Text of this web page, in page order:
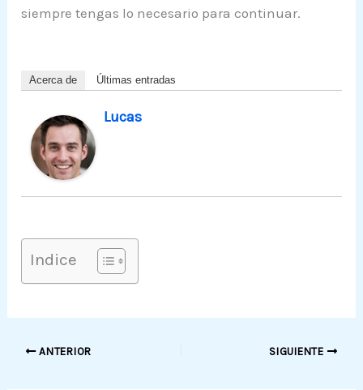
siempre tengas lo necesario para continuar.
Acerca de Últimas entradas
Lucas
Indice
ANTERIOR SIGUIENTE